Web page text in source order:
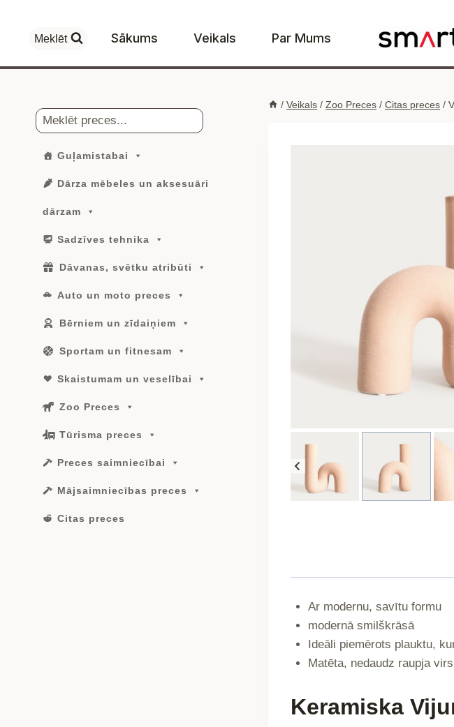
content
Meklēt Sākums Veikals Par Mums
/ Veikals / Zoo Preces / Citas preces /
Ar modernu, savītu formu
modernā smilškrāsā
Ideāli piemērots plauktu,
Matēta, nedaudz raupja
Keramiska
Meklēt
Guļamistabai
Dārza mēbeles un aksesuāri
dārzam
Sadzīves tehnika
Dāvanas, svētku atribūti
Auto un moto preces
Bērniem un zīdaiņiem
Sportam un fitnesam
Skaistumam un veselībai
Zoo Preces
Tūrisma preces
Preces saimniecībai
Mājsaimniecības preces
Citas preces